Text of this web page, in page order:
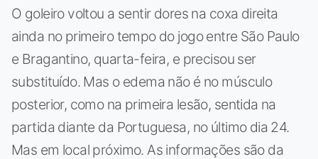
O goleiro voltou a sentir dores na coxa direita
ainda no primeiro tempo do jogo entre São Paulo
e Bragantino, quarta-feira, e precisou ser
substituído. Mas o edema não é no músculo
posterior, como na primeira lesão, sentida na
partida diante da Portuguesa, no último dia 24.
Mas em local próximo. As informações são da